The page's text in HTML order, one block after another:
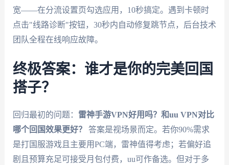
宽——在分流设置页勾选应用，10秒搞定。遇到卡顿时
点击"线路诊断"按钮，30秒内自动修复跳节点，后台技术
团队全程在线响应故障。
终极答案：谁才是你的完美回国
搭子？
回归最初的问题： 雷神手游VPN好用吗？和uu VPN对比
哪个回国效果更好？
答案是视场景而定。若你90%需求
是打国服游戏且主要用PC端，雷神值得考虑；若偏好追
剧且预算充足可接受月包付费，uu可作备选。但对于多